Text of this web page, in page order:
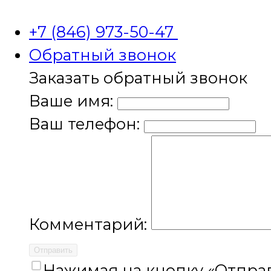
+7 (846) 973-50-47
Обратный звонок
Заказать обратный звонок
Ваше имя:
Ваш телефон:
Комментарий:
Отправить